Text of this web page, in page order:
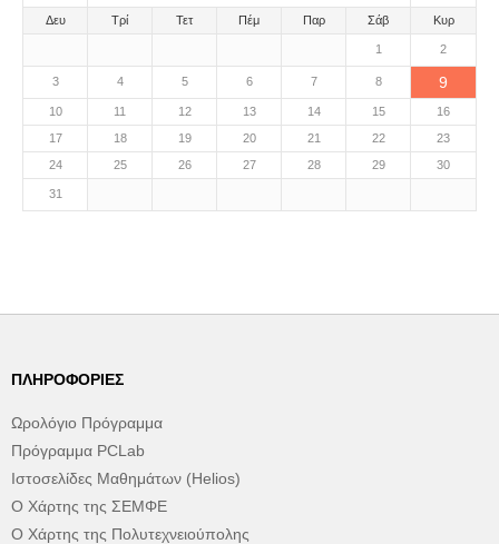
Δευ Τρί Τετ Πέμ Παρ Σάβ Κυρ
1 2
3 4 5 6 7 8 9
10 11 12 13 14 15
16
17
18 19 20 21 22
23
24
25 26 27 28 29 30
31
ΠΛΗΡΟΦΟΡΊΕΣ
Ωρολόγιο Πρόγραμμα
Πρόγραμμα PCLab
Ιστοσελίδες Μαθημάτων (Helios)
Ο Χάρτης της ΣΕΜΦΕ
Ο Χάρτης της Πολυτεχνειούπολης